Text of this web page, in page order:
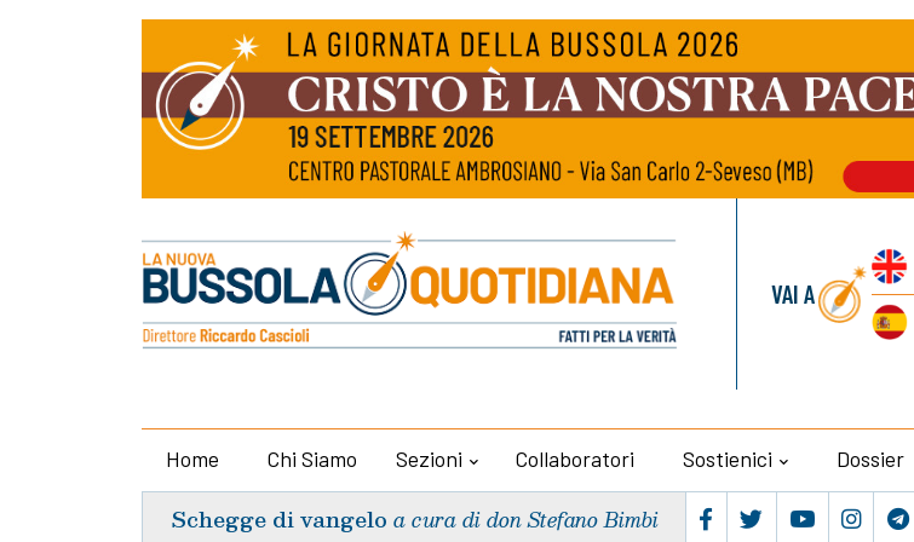
VAI A
Home Chi Siamo Sezioni Collaboratori Sostienici Dossier
Schegge di vangelo a cura di don Stefano Bimbi